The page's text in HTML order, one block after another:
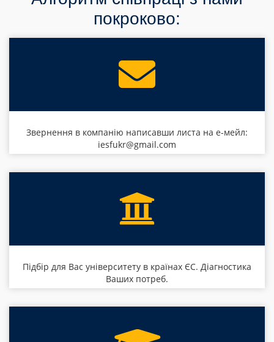
покроково:
Звернення в компанію написавши листа на е-мейл:
iesfukr@gmail.com
Підбір для Вас університету в країнах ЄС. Діагностика
Ваших потреб.